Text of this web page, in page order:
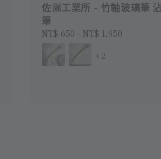
佐瀬工業所 - 竹軸玻璃筆
筆
Regular
price
NT$ 650 - NT$ 1,950
+2